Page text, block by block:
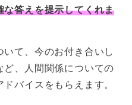
な答えを提示してくれま
いて、今のお付き合いし
ど、人間関係についての
バイスをもらえます。